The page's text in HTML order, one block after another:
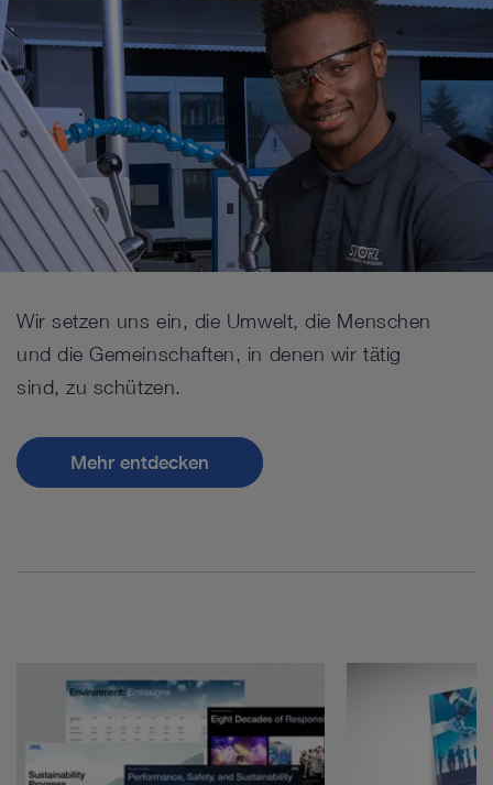
Wir setzen uns ein, die Umwelt, die Menschen
und die Gemeinschaften, in denen wir tätig
sind, zu schützen.
Mehr entdecken